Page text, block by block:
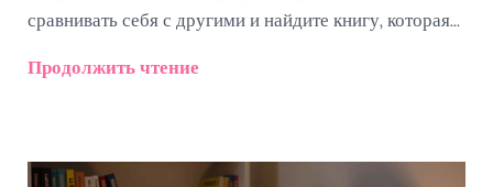
сравнивать себя с другими и найдите книгу, которая
Продолжить чтение